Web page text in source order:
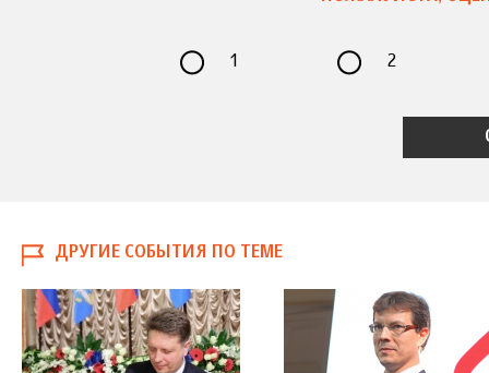
1 2
ДРУГИЕ СОБЫТИЯ ПО ТЕМЕ